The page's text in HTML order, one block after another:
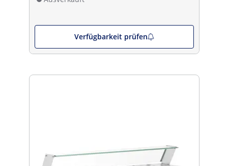
Verfügbarkeit prüfen